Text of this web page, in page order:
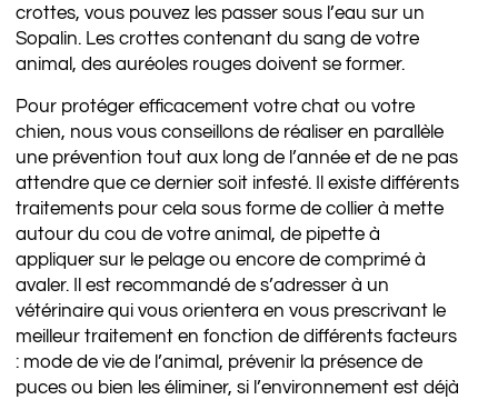
crottes, vous pouvez les passer sous l’eau sur un
Sopalin. Les crottes contenant du sang de votre
animal, des auréoles rouges doivent se former.
Pour protéger efficacement votre chat ou votre
chien, nous vous conseillons de réaliser en parallèle
une prévention tout aux long de l’année et de ne pas
attendre que ce dernier soit infesté. Il existe différents
traitements pour cela sous forme de collier à mette
autour du cou de votre animal, de pipette à
appliquer sur le pelage ou encore de comprimé à
avaler. Il est recommandé de s’adresser à un
vétérinaire qui vous orientera en vous prescrivant le
meilleur traitement en fonction de différents facteurs
: mode de vie de l’animal, prévenir la présence de
puces ou bien les éliminer, si l’environnement est déjà